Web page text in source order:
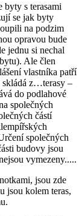
byty s terasami
se jak byty
na podzim
opravou bude
jednu si nechal
Ale člen
vlastníka patří
z…terasy –
do podlahové
společných
částí
společných
budovy jsou
vymezeny.....
jsou zde
jsou kolem teras,